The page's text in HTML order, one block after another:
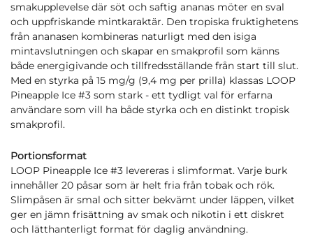
smakupplevelse där söt och saftig ananas möter en sval
och uppfriskande mintkaraktär. Den tropiska fruktighetens
från ananasen kombineras naturligt med den isiga
mintavslutningen och skapar en smakprofil som känns
både energigivande och tillfredsställande från start till slut.
Med en styrka på 15 mg/g (9,4 mg per prilla) klassas LOOP
Pineapple Ice #3 som stark - ett tydligt val för erfarna
användare som vill ha både styrka och en distinkt tropisk
smakprofil.
Portionsformat
LOOP Pineapple Ice #3 levereras i slimformat. Varje burk
innehåller 20 påsar som är helt fria från tobak och rök.
Slimpåsen är smal och sitter bekvämt under läppen, vilket
ger en jämn frisättning av smak och nikotin i ett diskret
och lätthanterligt format för daglig användning.